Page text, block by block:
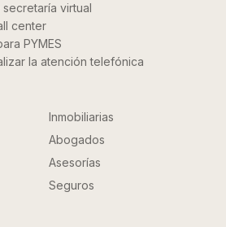
virtual
center
PYMES
la atención telefónica
Inmobiliarias
Abogados
Asesorías
Seguros